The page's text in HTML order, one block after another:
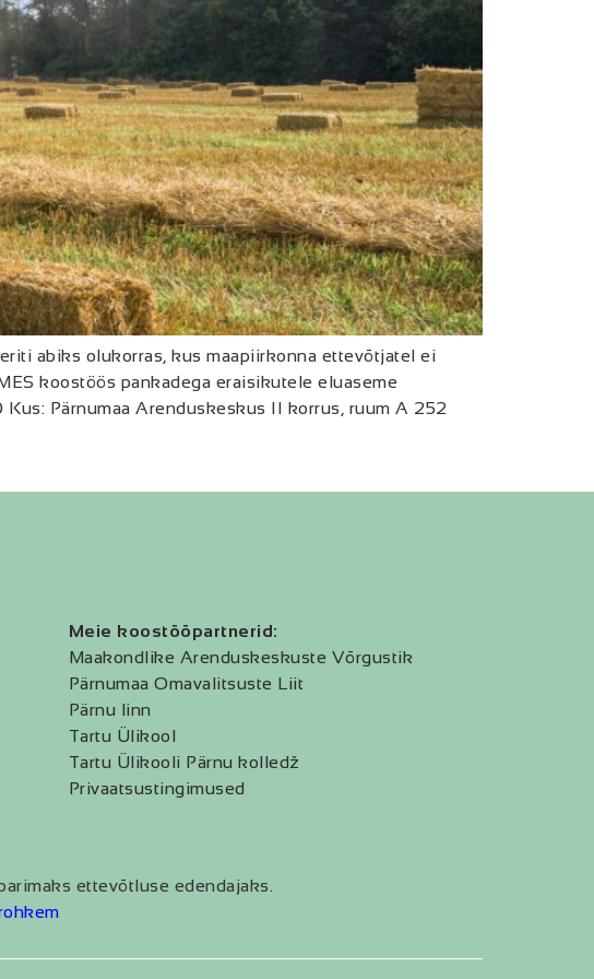
abiks olukorras, kus maapiirkonna ettevõtjatel ei
koostöös pankadega eraisikutele eluaseme
Pärnumaa Arenduskeskus II korrus, ruum A 252
Meie koostööpartnerid:
Maakondlike Arenduskeskuste Võrgustik
Pärnumaa Omavalitsuste Liit
Pärnu linn
Tartu Ülikool
Tartu Ülikooli Pärnu kolledž
Privaatsustingimused
ettevõtluse edendajaks.